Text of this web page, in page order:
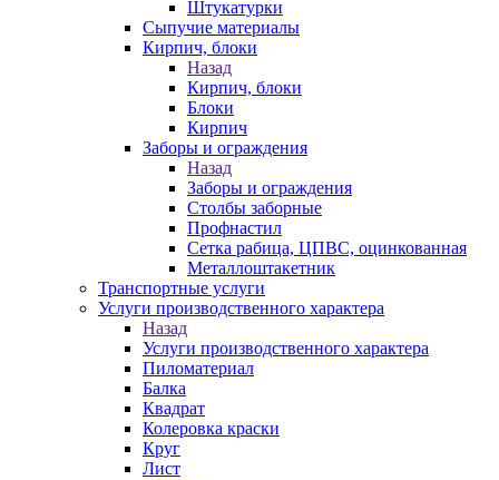
Штукатурки
Сыпучие материалы
Кирпич, блоки
Назад
Кирпич, блоки
Блоки
Кирпич
Заборы и ограждения
Назад
Заборы и ограждения
Столбы заборные
Профнастил
Сетка рабица, ЦПВС, оцинкованная
Металлоштакетник
Транспортные услуги
Услуги производственного характера
Назад
Услуги производственного характера
Пиломатериал
Балка
Квадрат
Колеровка краски
Круг
Лист